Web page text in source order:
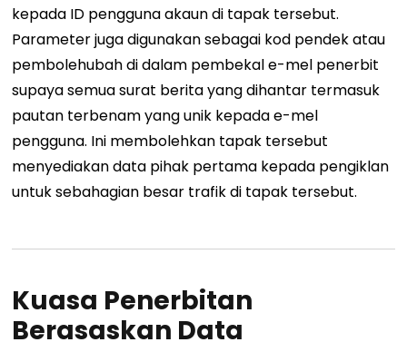
kepada ID pengguna akaun di tapak tersebut.
Parameter juga digunakan sebagai kod pendek atau
pembolehubah di dalam pembekal e-mel penerbit
supaya semua surat berita yang dihantar termasuk
pautan terbenam yang unik kepada e-mel
pengguna. Ini membolehkan tapak tersebut
menyediakan data pihak pertama kepada pengiklan
untuk sebahagian besar trafik di tapak tersebut.
Kuasa Penerbitan
Berasaskan Data